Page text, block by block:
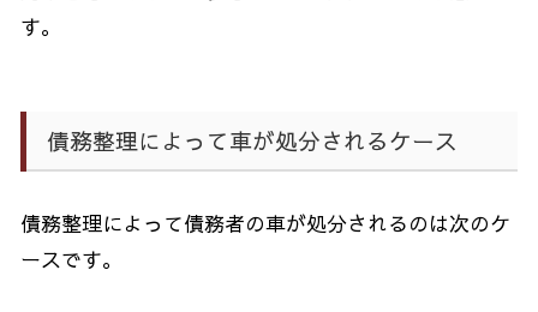
す。
債務整理によって車が処分されるケース
債務整理によって債務者の車が処分されるのは次のケ
ースです。